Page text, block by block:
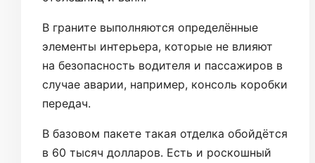
В граните выполняются определённые
элементы интерьера, которые не влияют
на безопасность водителя и пассажиров в
случае аварии, например, консоль коробки
передач.
В базовом пакете такая отделка обойдётся
в 60 тысяч долларов. Есть и роскошный